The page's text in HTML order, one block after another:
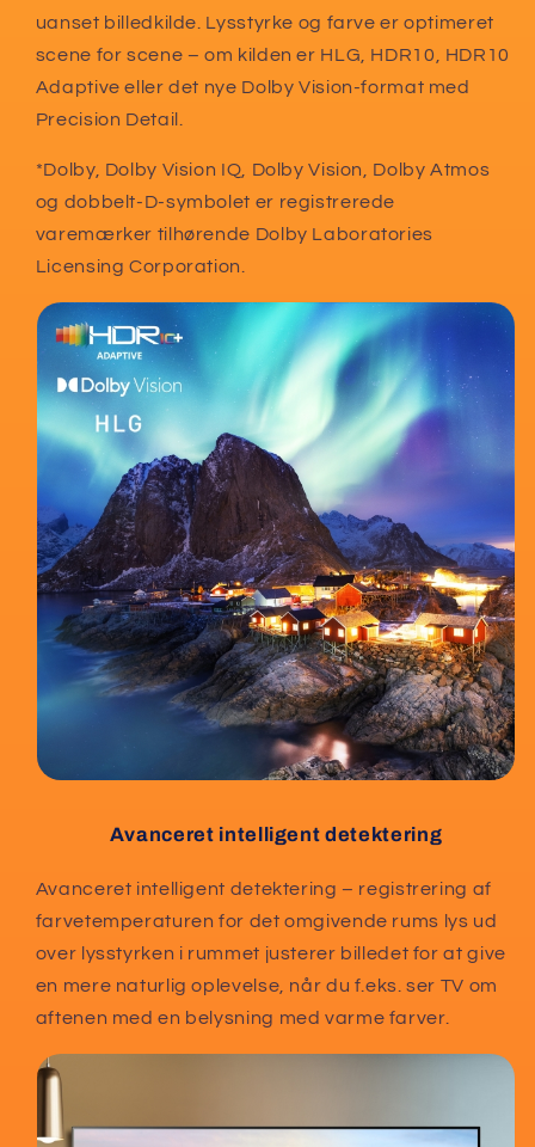
uanset billedkilde. Lysstyrke og farve er optimeret
scene for scene – om kilden er HLG, HDR10, HDR10
Adaptive eller det nye Dolby Vision-format med
Precision Detail.
*Dolby, Dolby Vision IQ, Dolby Vision, Dolby Atmos
og dobbelt-D-symbolet er registrerede
varemærker tilhørende Dolby Laboratories
Licensing Corporation.
Avanceret intelligent detektering
Avanceret intelligent detektering – registrering af
farvetemperaturen for det omgivende rums lys ud
over lysstyrken i rummet justerer billedet for at give
en mere naturlig oplevelse, når du f.eks. ser TV om
aftenen med en belysning med varme farver.